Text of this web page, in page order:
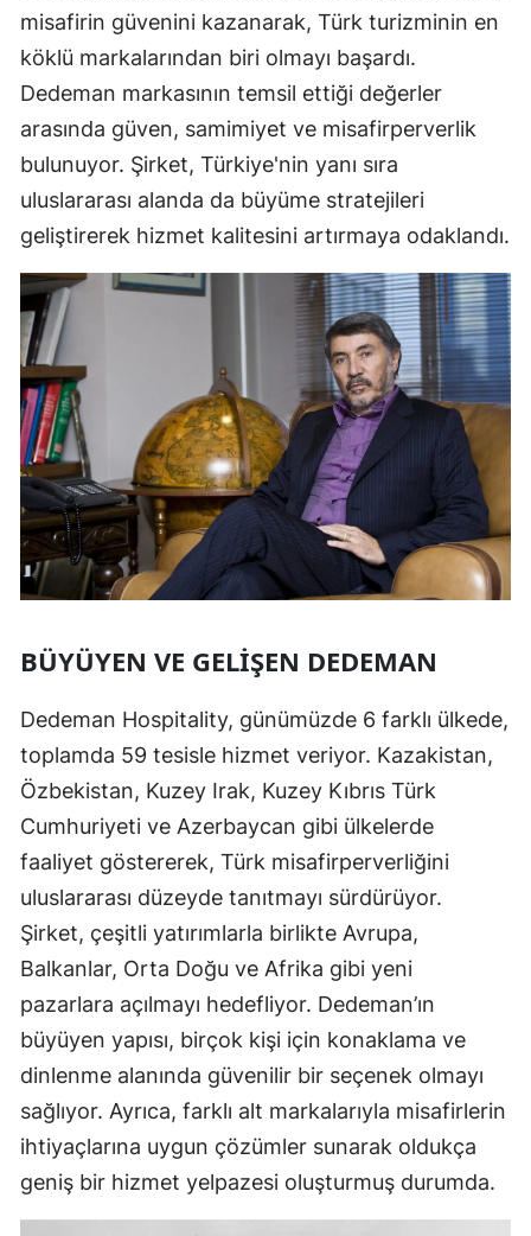
misafirin güvenini kazanarak, Türk turizminin en
köklü markalarından biri olmayı başardı.
Dedeman markasının temsil ettiği değerler
arasında güven, samimiyet ve misafirperverlik
bulunuyor. Şirket, Türkiye'nin yanı sıra
uluslararası alanda da büyüme stratejileri
geliştirerek hizmet kalitesini artırmaya odaklandı.
BÜYÜYEN VE GELIŞEN DEDEMAN
Dedeman Hospitality, günümüzde 6 farklı ülkede,
toplamda 59 tesisle hizmet veriyor. Kazakistan,
Özbekistan, Kuzey Irak, Kuzey Kıbrıs Türk
Cumhuriyeti ve Azerbaycan gibi ülkelerde
faaliyet göstererek, Türk misafirperverliğini
uluslararası düzeyde tanıtmayı sürdürüyor.
Şirket, çeşitli yatırımlarla birlikte Avrupa,
Balkanlar, Orta Doğu ve Afrika gibi yeni
pazarlara açılmayı hedefliyor. Dedeman’ın
büyüyen yapısı, birçok kişi için konaklama ve
dinlenme alanında güvenilir bir seçenek olmayı
sağlıyor. Ayrıca, farklı alt markalarıyla misafirlerin
ihtiyaçlarına uygun çözümler sunarak oldukça
geniş bir hizmet yelpazesi oluşturmuş durumda.